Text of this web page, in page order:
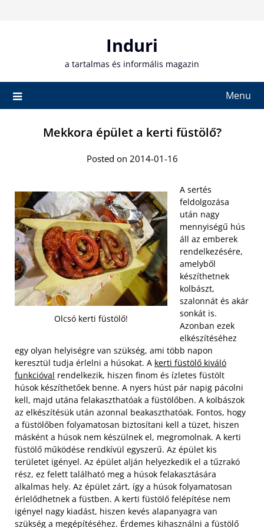
Induri
a tartalmas és informális magazin
Menu
Mekkora épület a kerti füstölő?
Posted on 2014-01-16
Olcsó kerti füstölő!
A sertés
feldolgozása
után nagy
mennyiségű hús
áll az emberek
rendelkezésére,
amelyből
készíthetnek
kolbászt,
szalonnát és akár
sonkát is.
Azonban ezek
elkészítéséhez
egy olyan helyiségre van szükség, ami több napon
keresztül tudja érlelni a húsokat. A kerti füstölő kiváló
funkcióval rendelkezik, hiszen finom és ízletes füstölt
húsok készíthetőek benne. A nyers húst pár napig pácolni
kell, majd utána felakaszthatóak a füstölőben. A kolbászok
az elkészítésük után azonnal beakaszthatóak. Fontos, hogy
a füstölőben folyamatosan biztosítani kell a tüzet, hiszen
másként a húsok nem készülnek el, megromolnak. A kerti
füstölő működése rendkívül egyszerű. Az épület kis
területet igényel. Az épület alján helyezkedik el a tűzrakó
rész, ez felett található meg a húsok felakasztására
alkalmas hely. Az épület zárt, így a húsok folyamatosan
érlelődhetnek a füstben. A kerti füstölő felépítése nem
igényel nagy kiadást, hiszen kevés alapanyagra van
szükség a megépítéséhez. Érdemes kihasználni a füstölő